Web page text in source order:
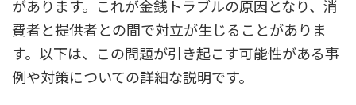
があります。これが金銭トラブルの原因となり、消
費者と提供者との間で対立が生じることがありま
す。以下は、この問題が引き起こす可能性がある事
例や対策についての詳細な説明です。